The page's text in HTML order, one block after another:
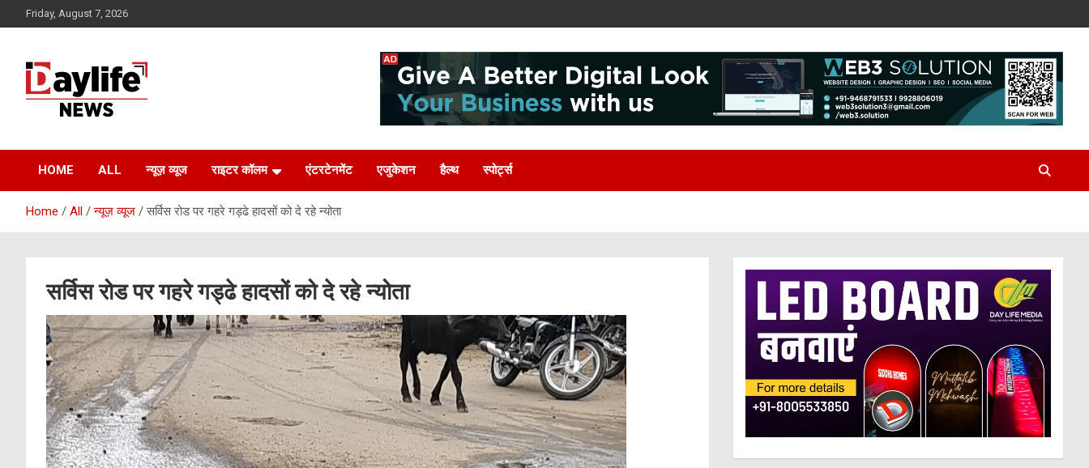
to
Friday, August 7, 2026
HOME ALL न्यूज़ व्यूज राइटर कॉलम एंटरटेनमेंट एजुकेशन हैल्थ स्पोर्ट्स
Home All न्यूज़ व्यूज सर्विस रोड पर गहरे गड्ढे हादसों को दे रहे न्योता
सर्विस रोड पर गहरे गड्ढे हादसों को दे रहे न्योता